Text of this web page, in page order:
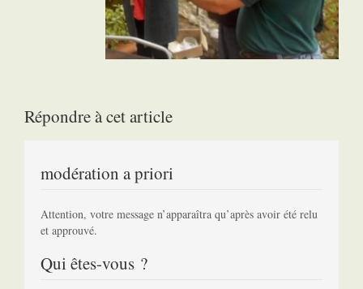
Répondre à cet article
modération a priori
Attention, votre message n’apparaîtra qu’après avoir été relu
et approuvé.
Qui êtes-vous ?